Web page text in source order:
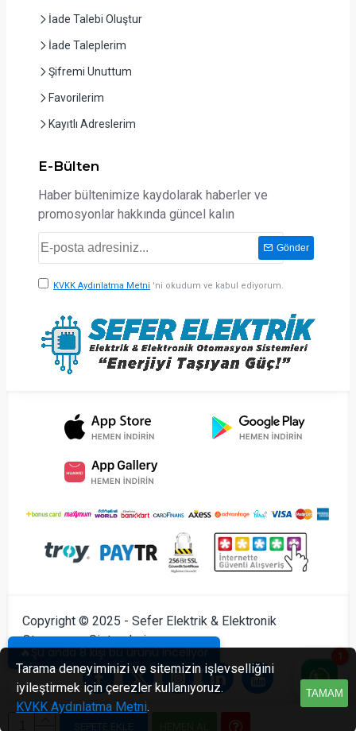
SEPETE EKLE
🔥Şu anda 8 kişi bu ürünü inceliyor
İade Talebi Oluştur
İade Taleplerim
Şifremi Unuttum
Favorilerim
Kayıtlı Adreslerim
E-Bülten
Haber bültenimize kaydolarak haberler ve
promosyonlar hakkında güncel kalın
Gönder
KVKK Aydınlatma Metni 'ni okudum ve kabul ediyorum.
Copyright © 2025 - Sefer Elektrik & Elektronik
Otomasyon Sistemleri
TAMAM
Tarama deneyiminizi ve sitemizin işlevselliğini
iyileştirmek için çerezler kullanıyoruz.
KVKK Aydınlatma Metni.